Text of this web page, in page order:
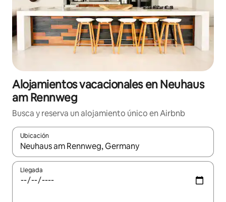
Alojamientos vacacionales en Neuhaus
am Rennweg
Busca y reserva un alojamiento único en Airbnb
Ubicación
Cuando los resultados estén disponibles, podrás navegar
Llegada